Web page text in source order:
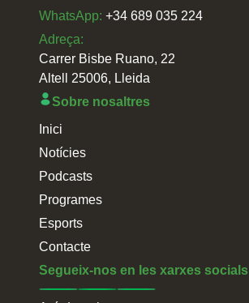
WhatsApp: +34 689 035 224
Adreça:
Carrer Bisbe Ruano, 22
Altell 25006, Lleida
Sobre nosaltres
Inici
Notícies
Podcasts
Programes
Esports
Contacte
Segueix-nos en les xarxes socials